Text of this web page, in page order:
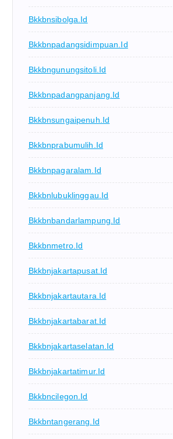
Bkkbnsibolga.id
Bkkbnpadangsidimpuan.id
Bkkbngunungsitoli.id
Bkkbnpadangpanjang.id
Bkkbnsungaipenuh.id
Bkkbnprabumulih.id
Bkkbnpagaralam.id
Bkkbnlubuklinggau.id
Bkkbnbandarlampung.id
Bkkbnmetro.id
Bkkbnjakartapusat.id
Bkkbnjakartautara.id
Bkkbnjakartabarat.id
Bkkbnjakartaselatan.id
Bkkbnjakartatimur.id
Bkkbncilegon.id
Bkkbntangerang.id